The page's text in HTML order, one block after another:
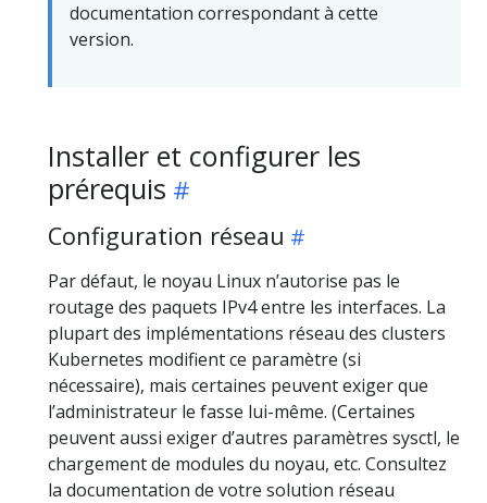
documentation correspondant à cette
version.
Installer et configurer les
prérequis
Configuration réseau
Par défaut, le noyau Linux n’autorise pas le
routage des paquets IPv4 entre les interfaces. La
plupart des implémentations réseau des clusters
Kubernetes modifient ce paramètre (si
nécessaire), mais certaines peuvent exiger que
l’administrateur le fasse lui-même. (Certaines
peuvent aussi exiger d’autres paramètres sysctl, le
chargement de modules du noyau, etc. Consultez
la documentation de votre solution réseau